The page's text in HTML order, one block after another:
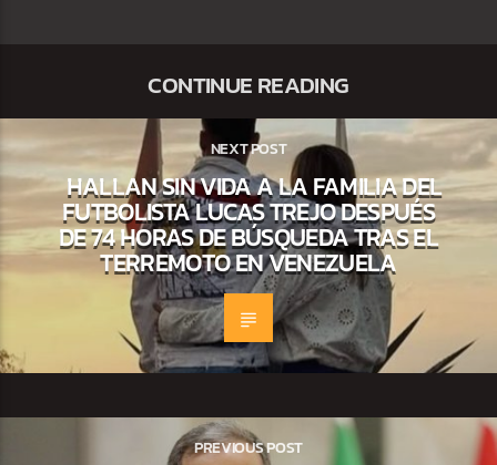
CONTINUE READING
NEXT POST
HALLAN SIN VIDA A LA FAMILIA DEL
FUTBOLISTA LUCAS TREJO DESPUÉS
DE 74 HORAS DE BÚSQUEDA TRAS EL
TERREMOTO EN VENEZUELA
PREVIOUS POST